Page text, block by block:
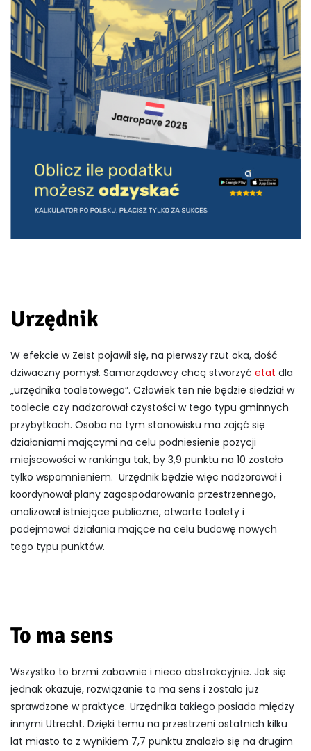
Urzędnik
W efekcie w Zeist pojawił się, na pierwszy rzut oka, dość
dziwaczny pomysł. Samorządowcy chcą stworzyć etat dla
„urzędnika toaletowego”. Człowiek ten nie będzie siedział w
toalecie czy nadzorował czystości w tego typu gminnych
przybytkach. Osoba na tym stanowisku ma zająć się
działaniami mającymi na celu podniesienie pozycji
miejscowości w rankingu tak, by 3,9 punktu na 10 zostało
tylko wspomnieniem. Urzędnik będzie więc nadzorował i
koordynował plany zagospodarowania przestrzennego,
analizował istniejące publiczne, otwarte toalety i
podejmował działania mające na celu budowę nowych
tego typu punktów.
To ma sens
Wszystko to brzmi zabawnie i nieco abstrakcyjnie. Jak się
jednak okazuje, rozwiązanie to ma sens i zostało już
sprawdzone w praktyce. Urzędnika takiego posiada między
innymi Utrecht. Dzięki temu na przestrzeni ostatnich kilku
lat miasto to z wynikiem 7,7 punktu znalazło się na drugim